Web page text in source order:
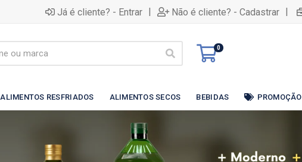
Já é cliente? - Entrar | Não é cliente? - Cadastrar |
0
ALIMENTOS RESFRIADOS ALIMENTOS SECOS BEBIDAS PROMOÇÃO